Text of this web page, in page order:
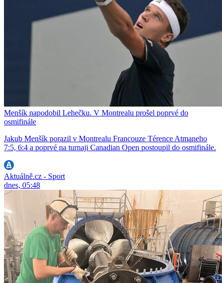
Menšík napodobil Lehečku. V Montrealu prošel poprvé do
osmifinále
Jakub Menšík porazil v Montrealu Francouze Térence Atmaneho
7:5, 6:4 a poprvé na turnaji Canadian Open postoupil do osmifinále.
Aktuálně.cz - Sport
dnes, 05:48